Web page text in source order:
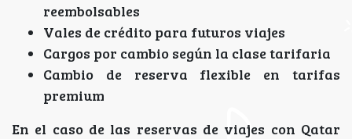
reembolsables
Vales de crédito para futuros viajes
Cargos por cambio según la clase tarifaria
Cambio de reserva flexible en tarifas
premium
En el caso de las reservas de viajes con Qatar